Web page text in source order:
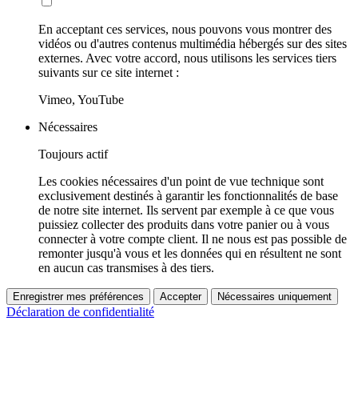
En acceptant ces services, nous pouvons vous montrer des
vidéos ou d'autres contenus multimédia hébergés sur des sites
externes. Avec votre accord, nous utilisons les services tiers
suivants sur ce site internet :
Vimeo, YouTube
Nécessaires
Toujours actif
Les cookies nécessaires d'un point de vue technique sont
exclusivement destinés à garantir les fonctionnalités de base
de notre site internet. Ils servent par exemple à ce que vous
puissiez collecter des produits dans votre panier ou à vous
connecter à votre compte client. Il ne nous est pas possible de
remonter jusqu'à vous et les données qui en résultent ne sont
en aucun cas transmises à des tiers.
Enregistrer mes préférences Accepter Nécessaires uniquement
Déclaration de confidentialité